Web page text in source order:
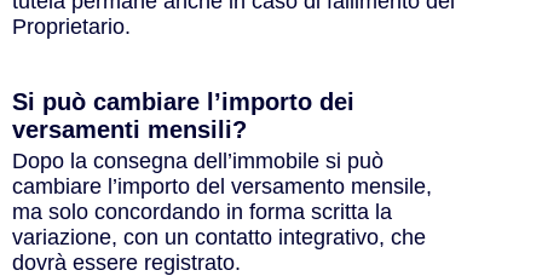
Proprietario.
Si può cambiare l’importo dei
versamenti mensili?
Dopo la consegna dell’immobile si può
cambiare l’importo del versamento mensile,
ma solo concordando in forma scritta la
variazione, con un contatto integrativo, che
dovrà essere registrato.